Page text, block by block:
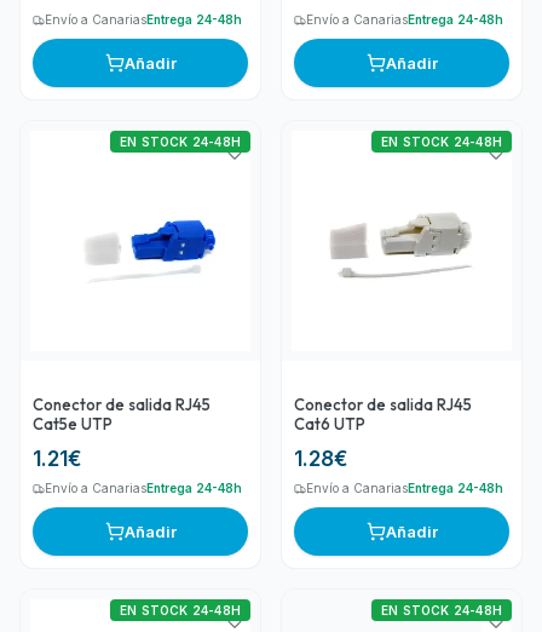
Envío a CanariasEntrega 24-48h
Añadir
Envío a CanariasEntrega 24-48h
Añadir
Conector de salida RJ45
Cat5e UTP
1.21€
EN STOCK 24-48H
Envío a CanariasEntrega 24-48h
Añadir
Conector de salida RJ45
Cat6 UTP
1.28€
EN STOCK 24-48H
Envío a CanariasEntrega 24-48h
Añadir
EN STOCK 24-48H EN STOCK 24-48H